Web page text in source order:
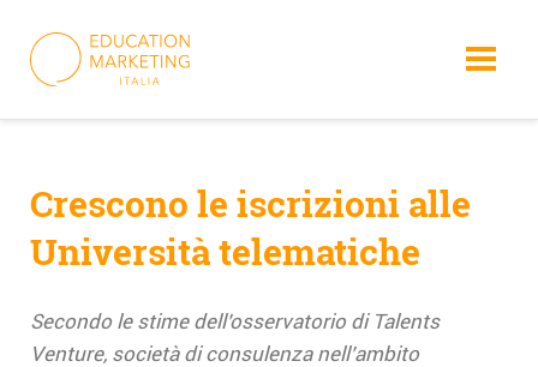
content
Crescono le iscrizioni alle
Università telematiche
Secondo le stime dell’osservatorio di Talents
Venture, società di consulenza nell’ambito